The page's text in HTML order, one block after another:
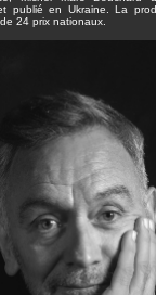
publié en Ukraine. La
24 prix nationaux.